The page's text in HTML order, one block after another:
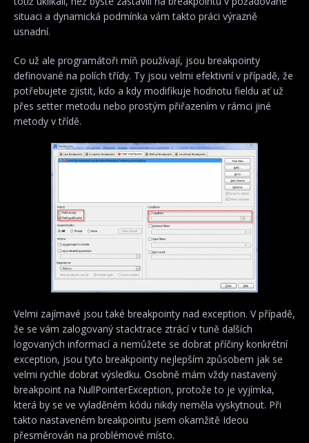
situaci a dynamická podmínka vám takto práci výrazně
usnadní.
Co už ale programátoři míň používají, jsou breakpointy
definované na polích třídy. Ty jsou velmi efektivní v případě, že
potřebujete zjistit, kdo a kdy modifikuje hodnotu fieldu ať už
přes setter metodu nebo prostým přiřazením v rámci jiné
metody v třídě.
Velmi zajímavé jsou také breakpointy nad exception. V případě,
že se vám zalogovaný stacktrace ztrácí v tuně dalších
logovaných informací a nemůžete se dobrat příčiny konkrétní
exception, jsou tyto breakpointy nejlepším způsobem jak se
velmi rychle dobrat výsledku. Osobně mám vždy nastavený
breakpoint na NullPointerException, protože to je vyjímka,
která by se ve vyladěném kódu nikdy neměla vyskytnout. Při
takto nastaveném breakpointu jsem okamžitě Ideou
přesměrován na problémové místo.